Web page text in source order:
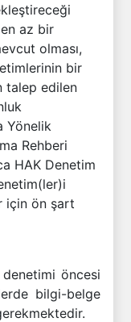
az bir
olması,
bir
talep edilen
Yönelik
Rehberi
HAK Denetim
için ön şart
denetimi öncesi
bilgi-belge